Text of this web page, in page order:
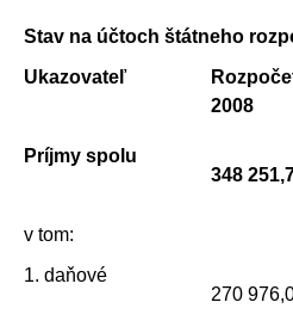
Stav na účtoch štátneho
Ukazovateľ
2008
Príjmy spolu
348
v tom:
1. daňové
270